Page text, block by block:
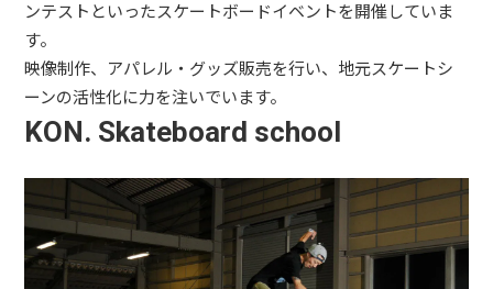
ンテストといったスケートボードイベントを開催していま
す。
映像制作、アパレル・グッズ販売を行い、地元スケートシ
ーンの活性化に力を注いでいます。
KON. Skateboard school